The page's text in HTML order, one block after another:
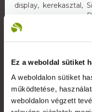
Ez a weboldal sütiket
A weboldalon sütiket
működtetése,
weboldalon végzett
display
kerekasztal
Rólunk